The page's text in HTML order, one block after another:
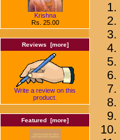
Krishna
Rs. 25.00
Reviews [more]
Write a review on this
product.
Featured [more]